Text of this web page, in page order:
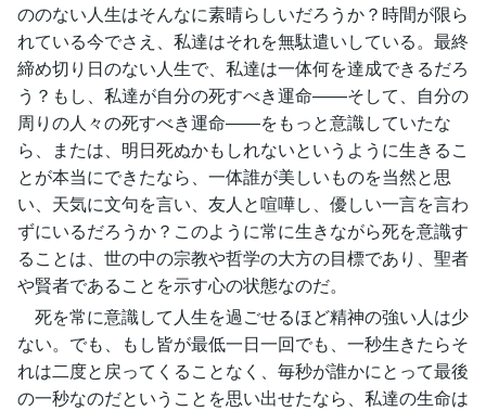
ののない人生はそんなに素晴らしいだろうか？時間が限ら
れている今でさえ、私達はそれを無駄遣いしている。最終
締め切り日のない人生で、私達は一体何を達成できるだろ
う？もし、私達が自分の死すべき運命――そして、自分の
周りの人々の死すべき運命――をもっと意識していたな
ら、または、明日死ぬかもしれないというように生きるこ
とが本当にできたなら、一体誰が美しいものを当然と思
い、天気に文句を言い、友人と喧嘩し、優しい一言を言わ
ずにいるだろうか？このように常に生きながら死を意識す
ることは、世の中の宗教や哲学の大方の目標であり、聖者
や賢者であることを示す心の状態なのだ。
死を常に意識して人生を過ごせるほど精神の強い人は少
ない。でも、もし皆が最低一日一回でも、一秒生きたらそ
れは二度と戻ってくることなく、毎秒が誰かにとって最後
の一秒なのだということを思い出せたなら、私達の生命は